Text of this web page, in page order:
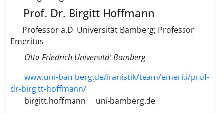
Prof. Dr. Birgitt Hoffmann
Professor a.D. Universität Bamberg; Professor
Emeritus
Otto-Friedrich-Universität Bamberg
www.uni-bamberg.de/iranistik/team/emeriti/prof-
dr-birgitt-hoffmann/
birgitt.hoffmann
uni-bamberg.de